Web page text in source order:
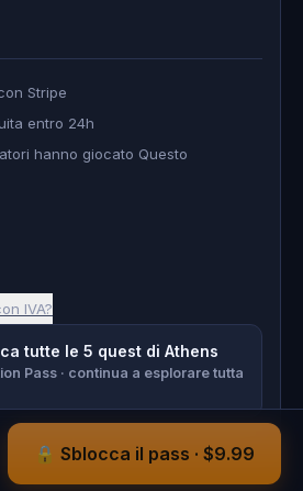
Stripe
entro 24h
hanno giocato Questo
🔒 Sblocca il pass · $9.99
IVA?
tutte le 5 quest di Athens
Pass · continua a esplorare tutta